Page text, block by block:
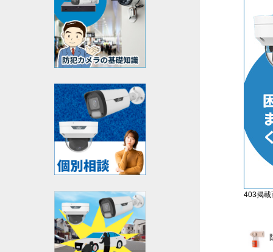
403掲載